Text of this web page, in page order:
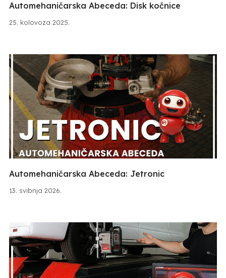
25. kolovoza 2025.
Automehaničarska Abeceda: Disk kočnice
13. svibnja 2026.
Automehaničarska Abeceda: Jetronic